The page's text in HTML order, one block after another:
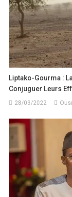
Liptako-Gourma :
Conjuguer Leurs
28/03/2022